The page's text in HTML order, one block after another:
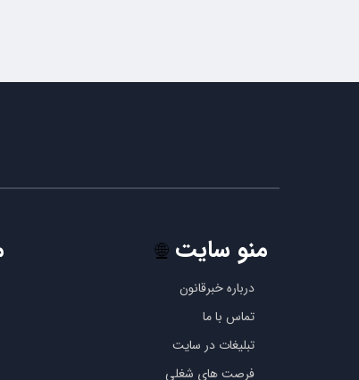
درباره خبرقانون
تماس با ما
تبلیغات در سایت
فرصت های شغلی
منو سایت 🌐